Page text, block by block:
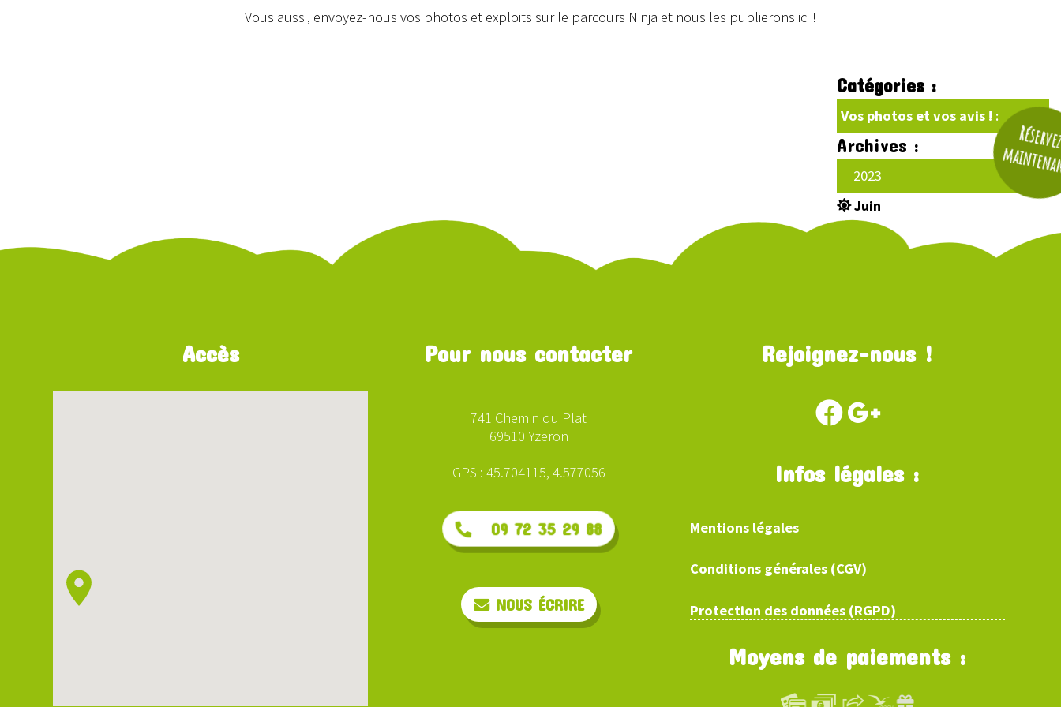
Vous aussi, envoyez-nous vos photos et exploits sur le parcours Ninja et nous les publierons ici !
Catégories :
Vos photos et vos avis ! :
Archives :
2023
Juin
Accès Pour nous contacter
741 Chemin du Plat
69510 Yzeron
GPS : 45.704115, 4.577056
09 72 35 29 88
NOUS ÉCRIRE
Rejoignez-nous !
Infos légales :
Mentions légales
Conditions générales (CGV)
Protection des données (RGPD)
Moyens de paiements :